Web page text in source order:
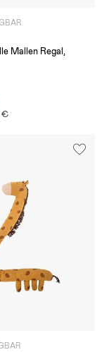
Mallen Regal,
€